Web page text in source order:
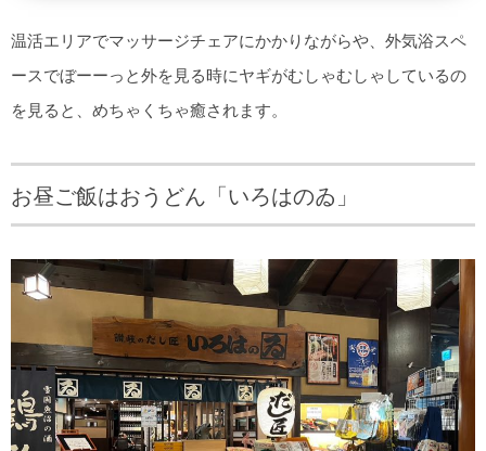
温活エリアでマッサージチェアにかかりながらや、外気浴スペ
ースでぼーーっと外を見る時にヤギがむしゃむしゃしているの
を見ると、めちゃくちゃ癒されます。
お昼ご飯はおうどん「いろはのゐ」